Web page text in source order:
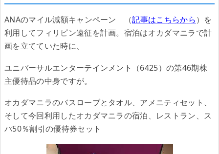
ANAのマイル減額キャンペーン （記事はこちらから）を
利用してフィリピン遠征を計画。宿泊はオカダマニラで計
画を立てていた時に、
ユニバーサルエンターテインメント（6425）の第46期株
主優待品の中身ですが。
オカダマニラのバスローブとタオル、アメニティセット、
そして今回利用したオカダマニラの宿泊、レストラン、ス
パ50％割引の優待券セット